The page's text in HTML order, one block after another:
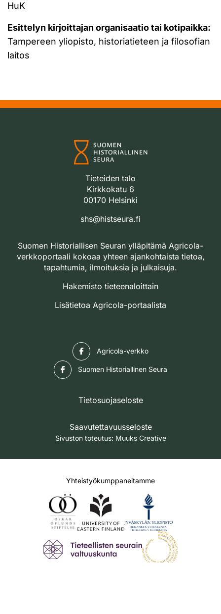
HuK
Esittelyn kirjoittajan organisaatio tai kotipaikka:
Tampereen yliopisto, historiatieteen ja filosofian
laitos
Tieteiden talo
Kirkkokatu 6
00170 Helsinki
shs@histseura.fi
Suomen Historiallisen Seuran ylläpitämä Agricola-
verkkoportaali kokoaa yhteen ajankohtaista tietoa,
tapahtumia, ilmoituksia ja julkaisuja.
Hakemisto tieteenaloittain
Lisätietoa Agricola-portaalista
Agricola-verkko
Suomen Historiallinen Seura
Tietosuojaseloste
Saavutettavuusseloste
Sivuston toteutus: Muuks Creative
Yhteistyökumppaneitamme